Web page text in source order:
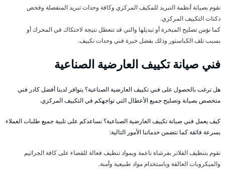
نقوم بصيانة أنظمة التبريد للمكيف المركزي وكافة وحدات تبريد المنفصلة وفحص
دكتات التكييف المركزي.
كما نؤمن تصليح المبخرة أو تبديلها والتي قد تتعطل نتيجة لاحتكاك في المحرك أو
بسبب تلف الكباستور وذلك بفضل خبرة فني وحدات تكييف.
فني صيانة تكييف العارضية الصناعية
هل ترغب بالحصول على فني تكييف العارضية الصناعية؟ يتوافر لدينا أفضل كادر فني
متخصص بصيانة وتصليح جميع الأعطال التي تواجهكم في التكييف المركزي.
كيف يعمل فني صيانة تكييف العارضية الصناعية؟ نساعدكم على تلبية جميع طلبات العملاء
بسرعة فائقة كما تتضمن خدماتنا الأمور التالية:
نقوم بتنظيف الفلاتر بفرشاة ناعمة وبمواد تنظيف فعالة للقضاء على كافة الجراثيم
والميكروبات العالقة وباستخدام مواد طبيعية وأمنة.